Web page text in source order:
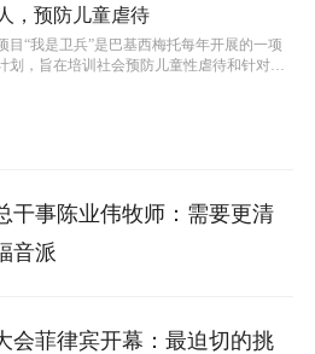
人，预防儿童虐待
目“我是卫兵”是巴基西梅托每年开展的一项
划，旨在培训社会预防儿童性虐待和针对未
干事陈业伟牧师：需要更清
音派
会菲律宾开幕：最迫切的挑